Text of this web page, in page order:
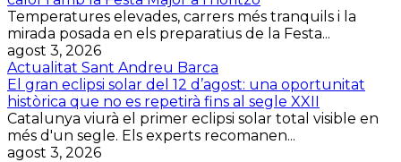
Temperatures elevades, carrers més tranquils i la
mirada posada en els preparatius de la Festa...
agost 3, 2026
Actualitat Sant Andreu Barca
El gran eclipsi solar del 12 d’agost: una oportunitat
històrica que no es repetirà fins al segle XXII
Catalunya viurà el primer eclipsi solar total visible en
més d'un segle. Els experts recomanen...
agost 3, 2026